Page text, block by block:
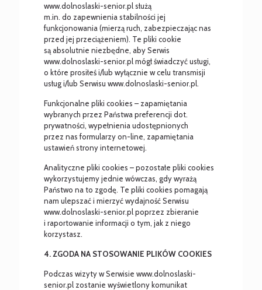
www.dolnoslaski-senior.pl służą
m.in. do zapewnienia stabilności jej
funkcjonowania (mierzą ruch, zabezpieczając nas
przed jej przeciążeniem). Te pliki cookie
są absolutnie niezbędne, aby Serwis
www.dolnoslaski-senior.pl mógł świadczyć usługi,
o które prosiłeś i/lub wyłącznie w celu transmisji
usług i/lub Serwisu www.dolnoslaski-senior.pl.
Funkcjonalne pliki cookies – zapamiętania
wybranych przez Państwa preferencji dot.
prywatności, wypełnienia udostępnionych
przez nas formularzy on-line, zapamiętania
ustawień strony internetowej.
Analityczne pliki cookies – pozostałe pliki cookies
wykorzystujemy jednie wówczas, gdy wyrażą
Państwo na to zgodę. Te pliki cookies pomagają
nam ulepszać i mierzyć wydajność Serwisu
www.dolnoslaski-senior.pl poprzez zbieranie
i raportowanie informacji o tym, jak z niego
korzystasz.
4. ZGODA NA STOSOWANIE PLIKÓW COOKIES
Podczas wizyty w Serwisie www.dolnoslaski-
senior.pl zostanie wyświetlony komunikat